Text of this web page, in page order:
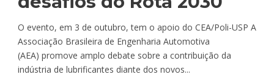
O evento, em 3 de outubro, tem o apoio do CEA/Poli-USP A
Associação Brasileira de Engenharia Automotiva
(AEA) promove amplo debate sobre a contribuição da
indústria de lubrificantes diante dos novos...